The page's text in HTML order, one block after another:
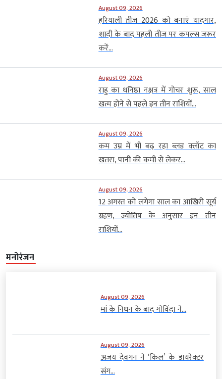
August 09, 2026
हरियाली तीज 2026 को बनाएं यादगार,
शादी के बाद पहली तीज पर कपल्स जरूर
करें...
August 09, 2026
राहु का धनिष्ठा नक्षत्र में गोचर शुरू, साल
खत्म होने से पहले इन तीन राशियों...
August 09, 2026
कम उम्र में भी बढ़ रहा ब्लड क्लॉट का
खतरा, पानी की कमी से लेकर...
August 09, 2026
12 अगस्त को लगेगा साल का आखिरी सूर्य
ग्रहण, ज्योतिष के अनुसार इन तीन
राशियों...
मनोरंजन
August 09, 2026
मां के निधन के बाद गोविंदा ने...
August 09, 2026
अजय देवगन ने ‘किल’ के डायरेक्टर
संग...